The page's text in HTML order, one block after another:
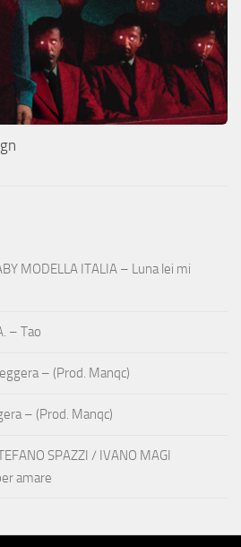
MODELLA ITALIA – Luna lei mi
– Tao
– (Prod. Manqc)
– (Prod. Manqc)
SPAZZI / IVANO MAGI
amare